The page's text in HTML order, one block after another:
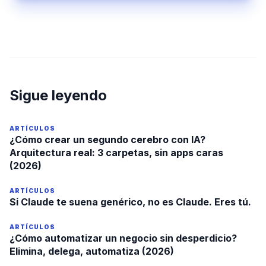
Sigue leyendo
ARTÍCULOS
¿Cómo crear un segundo cerebro con IA?
Arquitectura real: 3 carpetas, sin apps caras
(2026)
ARTÍCULOS
Si Claude te suena genérico, no es Claude. Eres tú.
ARTÍCULOS
¿Cómo automatizar un negocio sin desperdicio?
Elimina, delega, automatiza (2026)